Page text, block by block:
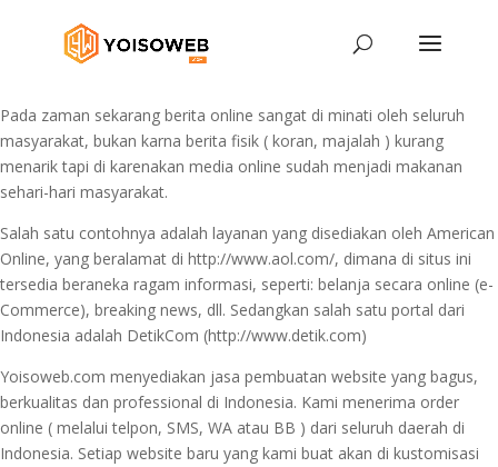
Pada zaman sekarang berita online sangat di minati oleh seluruh
masyarakat, bukan karna berita fisik ( koran, majalah ) kurang
menarik tapi di karenakan media online sudah menjadi makanan
sehari-hari masyarakat.
Salah satu contohnya adalah layanan yang disediakan oleh American
Online, yang beralamat di http://www.aol.com/, dimana di situs ini
tersedia beraneka ragam informasi, seperti: belanja secara online (e-
Commerce), breaking news, dll. Sedangkan salah satu portal dari
Indonesia adalah DetikCom (http://www.detik.com)
Yoisoweb.com menyediakan jasa pembuatan website yang bagus,
berkualitas dan professional di Indonesia. Kami menerima order
online ( melalui telpon, SMS, WA atau BB ) dari seluruh daerah di
Indonesia. Setiap website baru yang kami buat akan di kustomisasi